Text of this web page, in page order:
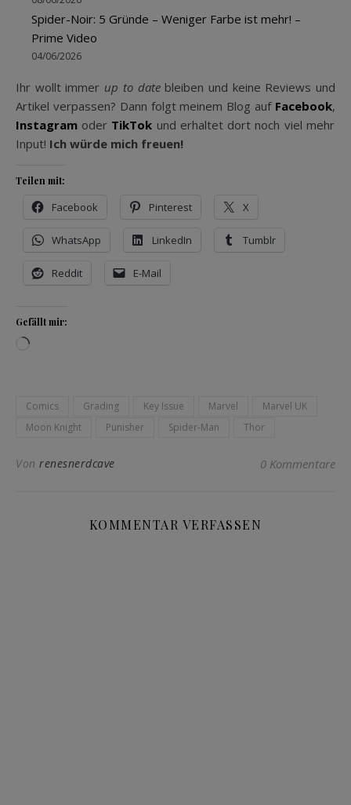
Spider-Noir: 5 Gründe – Weniger Farbe ist mehr! –
Prime Video
04/06/2026
Ihr wollt immer up to datebleiben und keine Reviews und
Artikel verpassen? Dann folgt meinem Blog auf Facebook,
Instagram oder TikTok und erhaltet dort noch viel mehr
Input! Ich würde mich freuen!
Teilen mit:
Facebook Pinterest X
WhatsApp LinkedIn Tumblr
Reddit E-Mail
Gefällt mir:
Wird geladen …
Comics Grading Key Issue Marvel
Marvel UK
Moon Knight
Punisher Spider-Man Thor
Von renesnerdcave 0 Kommentare
KOMMENTAR VERFASSEN